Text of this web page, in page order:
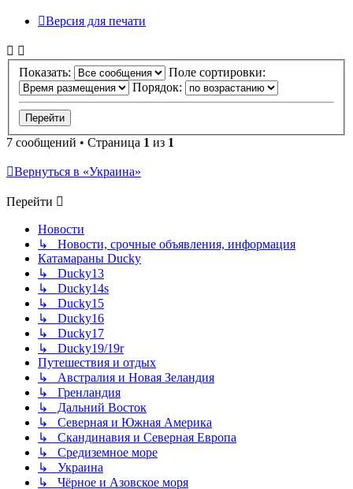
Версия для печати
Показать:
Поле сортировки:
Порядок:
7 сообщений • Страница 1 из 1
Вернуться в «Украина»
Перейти
Новости
↳ Новости, срочные объявления, информация
Катамараны Ducky
↳ Ducky13
↳ Ducky14s
↳ Ducky15
↳ Ducky16
↳ Ducky17
↳ Ducky19/19r
Путешествия и отдых
↳ Австралия и Новая Зеландия
↳ Гренландия
↳ Дальний Восток
↳ Северная и Южная Америка
↳ Скандинавия и Северная Европа
↳ Средиземное море
↳ Украина
↳ Чёрное и Азовское моря